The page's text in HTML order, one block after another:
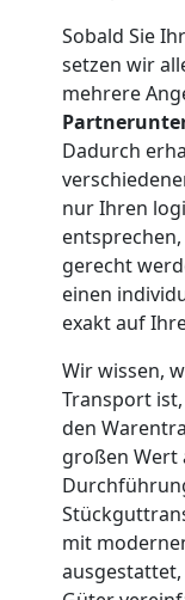
Sobald Sie
setzen wir
mehrere
Dadurch
nur Ihren
gerecht
einen
exakt auf
Wir wissen,
Transport
den
großen Wert
mit
Umzug
und
Full-
Service-